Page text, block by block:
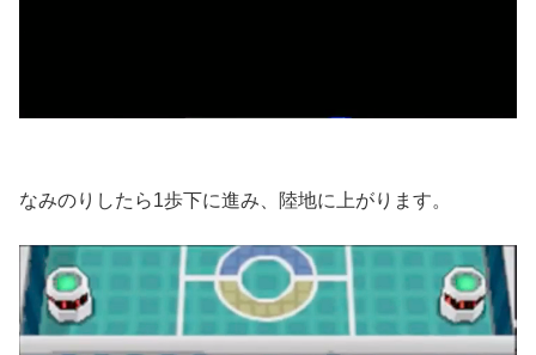
なみのりしたら1歩下に進み、陸地に上がります。